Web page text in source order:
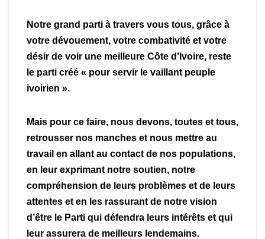
Notre grand parti à travers vous tous, grâce à
votre dévouement, votre combativité et votre
désir de voir une meilleure Côte d’Ivoire, reste
le parti créé « pour servir le vaillant peuple
ivoirien ».
Mais pour ce faire, nous devons, toutes et tous,
retrousser nos manches et nous mettre au
travail en allant au contact de nos populations,
en leur exprimant notre soutien, notre
compréhension de leurs problèmes et de leurs
attentes et en les rassurant de notre vision
d’être le Parti qui défendra leurs intérêts et qui
leur assurera de meilleurs lendemains.